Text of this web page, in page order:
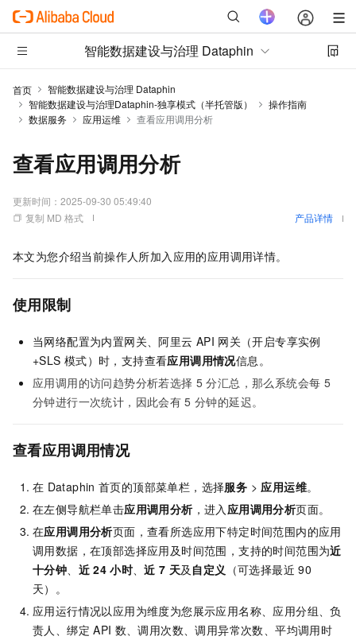
智能数据建设与治理 Dataphin
首页
智能数据建设与治理 Dataphin
智能数据建设与治理Dataphin-独享模式（半托管版）
操作指南
数据服务
应用运维 查看应用调用分析
查看应用调用分析
更新时间： 2025-09-30 05:49:40
复制 MD 格式
产品详情
本文为您介绍当前操作人所加入应用的应用调用详情。
使用限制
当网络配置为内置网关、阿里云 API 网关（开启专享实例
+SLS 模式）时，支持查看应用调用情况信息。
应用调用的访问趋势分析若选择 5 分汇总，那么系统会每 5
分钟进行一次统计，因此会有 5 分钟的延迟。
查看应用调用情况
在 Dataphin 首页的顶部菜单栏，选择服务 >应用运维。
在左侧导航栏单击应用调用分析，进入应用调用分析页面。
在应用调用分析页面，查看所选应用下特定时间范围内的应用
调用数据，在顶部选择应用及时间范围，支持的时间范围为近
十分钟、 近 24 小时、近 7 天及 自定义 （可选择最近 90
天）。
应用运行情况以应用为维度为您展示应用名称、应用分组、负
责人、绑定 API 数、调用次数、调用异常次数、平均调用时